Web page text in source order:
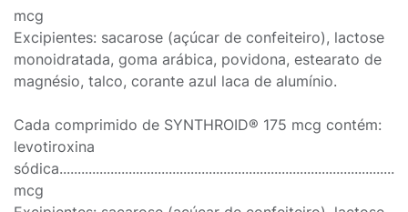
mcg
Excipientes: sacarose (açúcar de confeiteiro), lactose
monoidratada, goma arábica, povidona, estearato de
magnésio, talco, corante azul laca de alumínio.
Cada comprimido de SYNTHROID® 175 mcg contém:
levotiroxina
mcg